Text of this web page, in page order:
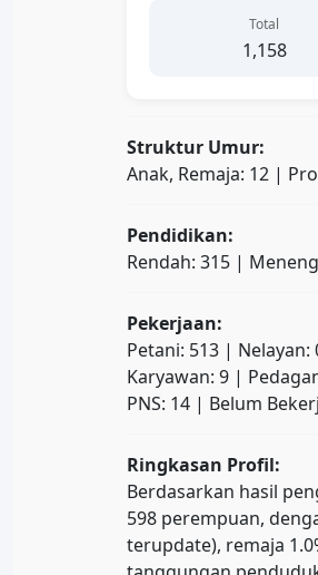
Total
1,158
Struktur Umur:
Anak, Remaja: 12 |
Pendidikan:
Rendah: 315 |
Pekerjaan:
Petani: 513 |
Karyawan: 9 |
PNS: 14 | Belum
Ringkasan Profil:
Berdasarkan hasil
598 perempuan,
terupdate), remaja